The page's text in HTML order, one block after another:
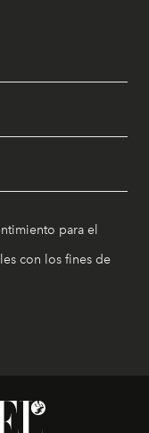
para el
con los fines de